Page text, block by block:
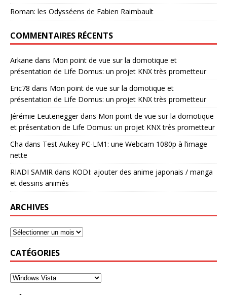
Roman: les Odysséens de Fabien Raimbault
COMMENTAIRES RÉCENTS
Arkane dans Mon point de vue sur la domotique et
présentation de Life Domus: un projet KNX très prometteur
Eric78 dans Mon point de vue sur la domotique et
présentation de Life Domus: un projet KNX très prometteur
Jérémie Leuteneggerdans Mon point de vue sur la domotique
et présentation de Life Domus: un projet KNX très prometteur
Cha dans Test Aukey PC-LM1: une Webcam 1080p à l’image
nette
RIADI SAMIR dans KODI: ajouter des anime japonais / manga
et dessins animés
ARCHIVES
CATÉGORIES